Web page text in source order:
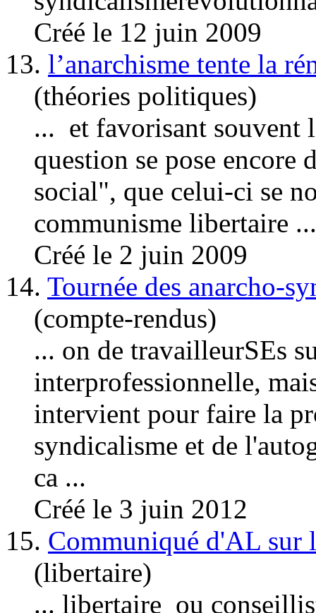
Créé le 12 juin 2009
13. l’anarchisme tente la
(théories politiques)
... et favorisant souvent
question se pose encore
social", que celui-ci se
communisme libertaire ...
Créé le 2 juin 2009
14. Tournée des anarcho-
(compte-rendus)
... on de travailleurSEs
interprofessionnelle,
intervient pour faire la
syndicalisme et de
ca ...
Créé le 3 juin 2012
15. Communiqué d'AL sur
(libertaire)
... libertaire ou